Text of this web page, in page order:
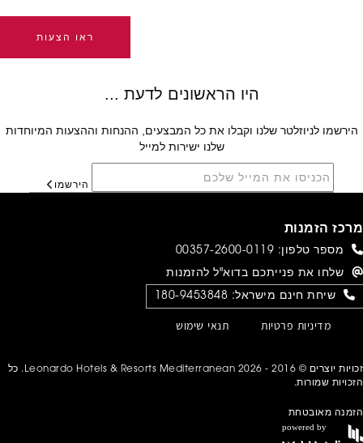
ראו הצעות
הירשמו לניוזלטר שלנו וקבלו את כל המבצעים, ההנחות וההצעות המיוחדות
שלנו ישירות למייל
הירשמו
מרכז הזמנות
מספר טלפון: 00357-2600-0119
שלחו את פנייתכם בדוא"ל להזמנות
שיחת חינם מישראל: 180-9453848
זכויות יוצרים © 2016 - 2026 Leonardo Hotels & Resorts Mediterranean. כל
הזכויות שמורות.
מדיניות פרטיות תנאי שימוש
הזמנה מאובטחת